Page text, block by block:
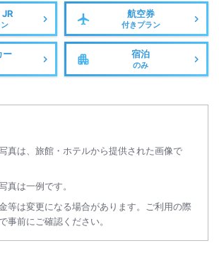
航空券
付きプラン
ー 宿泊
のみ
真は、旅館・ホテルから提供された画像で
真は一例です。
等は変更になる場合があります。ご利用の際
事前にご確認ください。